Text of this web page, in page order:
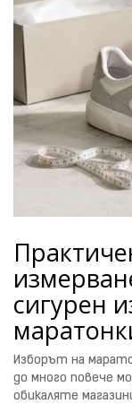
сигурен
Изборът на
до много повече
обикаляте